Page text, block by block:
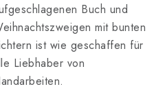
Buch und
mit bunten
ist wie geschaffen für
Liebhaber von